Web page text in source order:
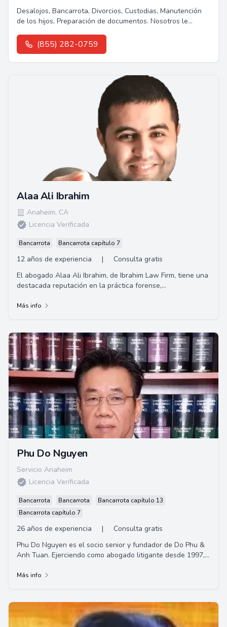
Desalojos, Bancarrota, Divorcios, Custodias, Manutención
de los hijos, Preparación de documentos. Nosotros le
(855) 282-0759
Alaa Ali Ibrahim
Anaheim, CA
Licencia Verificada
Bancarrota Bancarrota capítulo 7
12 años de experiencia |
Consulta gratis
El abogado Alaa Ali Ibrahim, de Ibrahim Law Firm, tiene una
destacada reputación en la práctica forense,
Más info
Phu Do Nguyen
Servicio Anaheim
Licencia Verificada
Bancarrota Bancarrota
Bancarrota capítulo 13
Bancarrota capítulo 7
26 años de experiencia |
Consulta gratis
Phu Do Nguyen es el socio senior y fundador de Do Phu &
Anh Tuan. Ejerciendo como abogado litigante desde 1997,
Más info